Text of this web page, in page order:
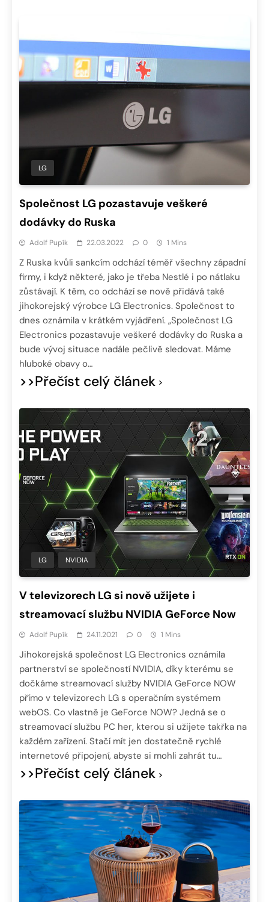
LG
Společnost LG pozastavuje veškeré
dodávky do Ruska
Adolf Pupík 22.03.2022 0 1 Mins
Z Ruska kvůli sankcím odchází téměř všechny západní
firmy, i když některé, jako je třeba Nestlé i po nátlaku
zůstávají. K těm, co odchází se nově přidává také
jihokorejský výrobce LG Electronics. Společnost to
dnes oznámila v krátkém vyjádření. „Společnost LG
Electronics pozastavuje veškeré dodávky do Ruska a
bude vývoj situace nadále pečlivě sledovat. Máme
hluboké obavy o…
>>Přečíst celý článek
LG NVIDIA
V televizorech LG si nově užijete i
streamovací službu NVIDIA GeForce Now
Adolf Pupík 24.11.2021 0 1 Mins
Jihokorejská společnost LG Electronics oznámila
partnerství se společností NVIDIA, díky kterému se
dočkáme streamovací služby NVIDIA GeForce NOW
přímo v televizorech LG s operačním systémem
webOS. Co vlastně je GeForce NOW? Jedná se o
streamovací službu PC her, kterou si užijete takřka na
každém zařízení. Stačí mít jen dostatečně rychlé
internetové připojení, abyste si mohli zahrát tu…
>>Přečíst celý článek